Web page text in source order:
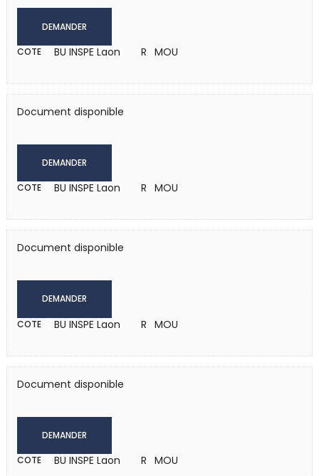
DEMANDER
COTE BU INSPE Laon R MOU
Document disponible
DEMANDER
COTE BU INSPE Laon R MOU
Document disponible
DEMANDER
COTE BU INSPE Laon R MOU
Document disponible
DEMANDER
COTE BU INSPE Laon R MOU